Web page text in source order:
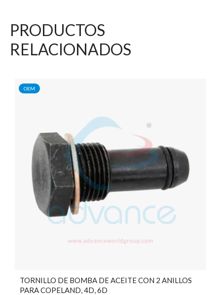
PRODUCTOS
RELACIONADOS
OEM
TORNILLO DE BOMBA DE ACEITE CON 2 ANILLOS
PARA COPELAND, 4D, 6D